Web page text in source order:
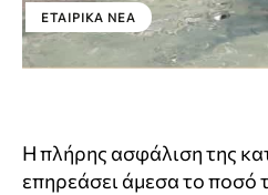
ΕΤΑΙΡΙΚΑ ΝΕΑ
Η πλήρης ασφάλιση της
επηρεάσει άμεσα το ποσό